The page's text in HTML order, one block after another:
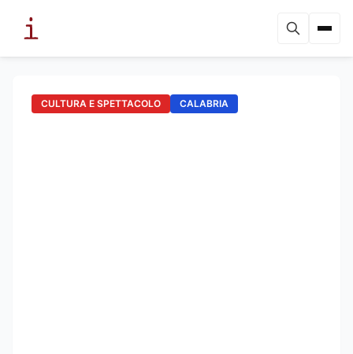
CULTURA E SPETTACOLO CALABRIA